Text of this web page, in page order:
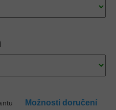
Možnosti doručení